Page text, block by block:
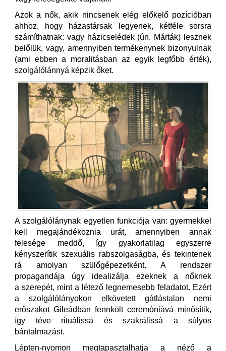
Azok a nők, akik nincsenek elég előkelő pozícióban
ahhoz, hogy házastársak legyenek, kétféle sorsra
számíthatnak: vagy házicselédek (ún. Márták) lesznek
belőlük, vagy, amennyiben termékenynek bizonyulnak
(ami ebben a moralitásban az egyik legfőbb érték),
szolgálólánnyá képzik őket.
A szolgálólánynak egyetlen funkciója van: gyermekkel
kell megajándékoznia urát, amennyiben annak
felesége meddő, így gyakorlatilag egyszerre
kényszerítik szexuális rabszolgaságba, és tekintenek
rá amolyan szülőgépezetként. A rendszer
propagandája úgy idealizálja ezeknek a nőknek
a szerepét, mint a létező legnemesebb feladatot. Ezért
a szolgálólányokon elkövetett gátlástalan nemi
erőszakot Gileádban fennkölt ceremóniává minősítik,
így téve rituálissá és szakrálissá a súlyos
bántalmazást.
Lépten-nyomon megtapasztalhatja a néző a